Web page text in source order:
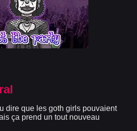
dire que les goth girls pouvaient
ça prend un tout nouveau